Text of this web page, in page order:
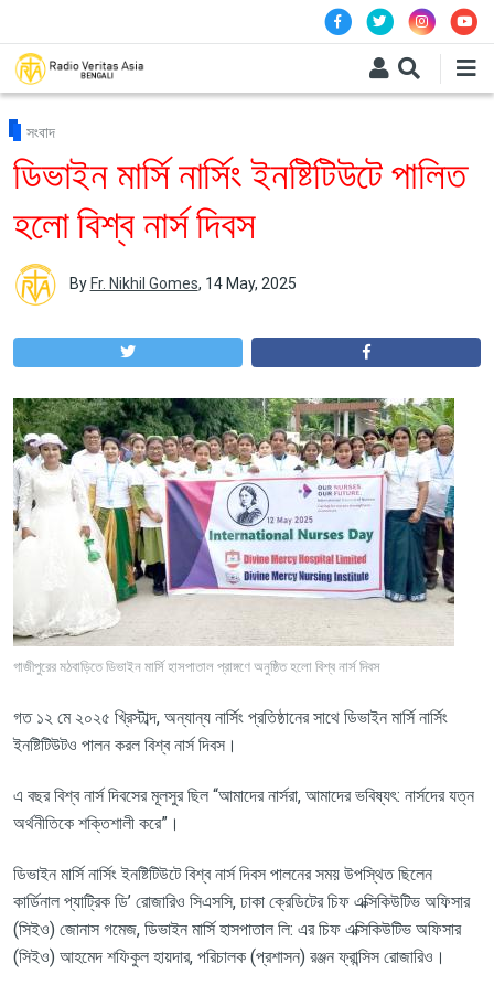
সংবাদ
ডিভাইন মার্সি নার্সিং ইনষ্টিটিউটে পালিত
হলো বিশ্ব নার্স দিবস
By Fr. Nikhil Gomes, 14 May, 2025
গাজীপুরের মঠবাড়িতে ডিভাইন মার্সি হাসপাতাল প্রাঙ্গণে অনুষ্ঠিত হলো বিশ্ব নার্স দিবস
গত ১২ মে ২০২৫ খ্রিস্টাব্দ, অন্যান্য নার্সিং প্রতিষ্ঠানের সাথে ডিভাইন মার্সি নার্সিং
ইনষ্টিটিউটও পালন করল বিশ্ব নার্স দিবস।
এ বছর বিশ্ব নার্স দিবসের মূলসুর ছিল“আমাদের নার্সরা, আমাদের ভবিষ্যৎ: নার্সদের যত্ন
অর্থনীতিকে শক্তিশালী করে”।
ডিভাইন মার্সি নার্সিং ইনষ্টিটিউটে বিশ্ব নার্স দিবস পালনের সময় উপস্থিত ছিলেন
কার্ডিনাল প্যাট্রিক ডি’ রোজারিও সিএসসি, ঢাকা ক্রেডিটের চিফ এক্সিকিউটিভ অফিসার
(সিইও) জোনাস গমেজ, ডিভাইন মার্সি হাসপাতাল লি: এর চিফ এক্সিকিউটিভ অফিসার
(সিইও) আহমেদ শফিকুল হায়দার, পরিচালক(প্রশাসন) রঞ্জন ফ্রান্সিস রোজারিও।